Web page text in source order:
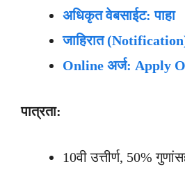
अधिकृत वेबसाईट: पाहा
जाहिरात
Online अर्ज: Apply
पात्रता:
10वी उत्तीर्ण, 50%